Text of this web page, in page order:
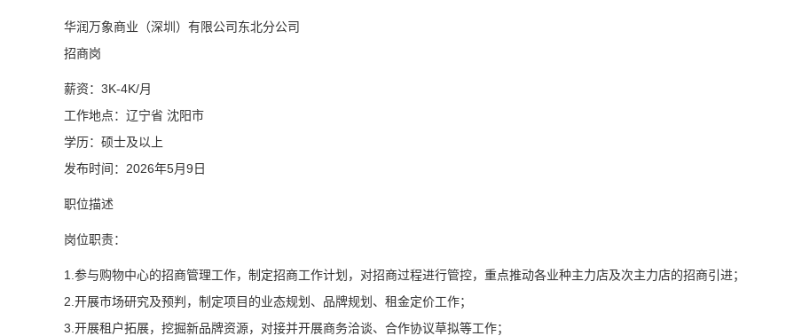
华润万象商业（深圳）有限公司东北分公司
招商岗
薪资：3K-4K/月
工作地点：辽宁省 沈阳市
学历：硕士及以上
发布时间：2026年5月9日
职位描述
岗位职责：
1.参与购物中心的招商管理工作，制定招商工作计划，对招商过程进行管控，重点推动各业种主力店及次主力店的招商引进；
2.开展市场研究及预判，制定项目的业态规划、品牌规划、租金定价工作；
3.开展租户拓展，挖掘新品牌资源，对接并开展商务洽谈、合作协议草拟等工作；